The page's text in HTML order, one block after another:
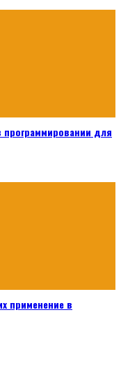
программировании для
применение в